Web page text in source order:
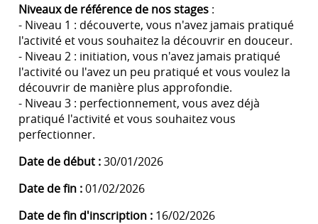
Niveaux de référence de nos stages :
- Niveau 1 : découverte, vous n'avez jamais pratiqué
l'activité et vous souhaitez la découvrir en douceur.
- Niveau 2 : initiation, vous n'avez jamais pratiqué
l'activité ou l'avez un peu pratiqué et vous voulez la
découvrir de manière plus approfondie.
- Niveau 3 : perfectionnement, vous avez déjà
pratiqué l'activité et vous souhaitez vous
perfectionner.
Date de début :30/01/2026
Date de fin :01/02/2026
Date de fin d'inscription : 16/02/2026